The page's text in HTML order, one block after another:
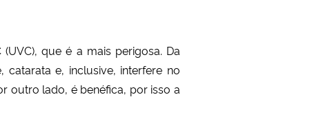
que é a mais perigosa. Da
e, inclusive, interfere no
outro lado, é benéfica, por isso a